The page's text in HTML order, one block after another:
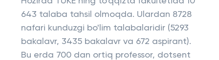
643 talaba tahsil olmoqda. Ulardan 8728
nafari kunduzgi bo'lim talabalaridir (5293
bakalavr, 3435 bakalavr va 672 aspirant).
Bu erda 700 dan ortiq professor, dotsent